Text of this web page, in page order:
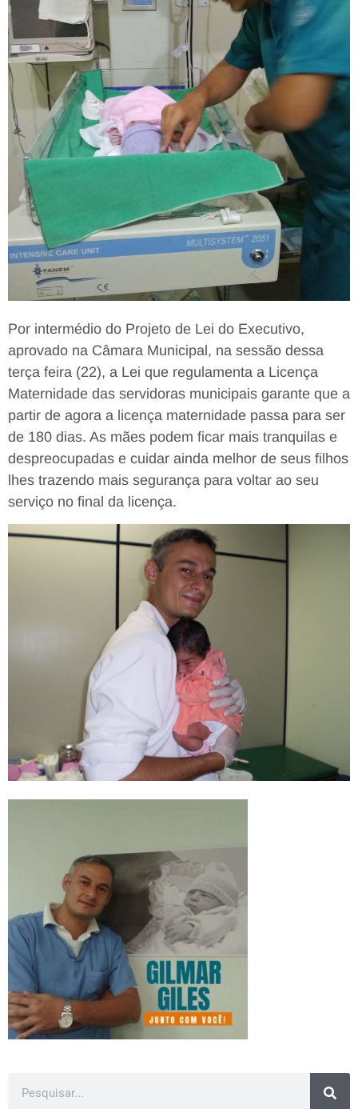
Por intermédio do Projeto de Lei do Executivo,
aprovado na Câmara Municipal, na sessão dessa
terça feira (22), a Lei que regulamenta a Licença
Maternidade das servidoras municipais garante que a
partir de agora a licença maternidade passa para ser
de 180 dias. As mães podem ficar mais tranquilas e
despreocupadas e cuidar ainda melhor de seus filhos
lhes trazendo mais segurança para voltar ao seu
serviço no final da licença.